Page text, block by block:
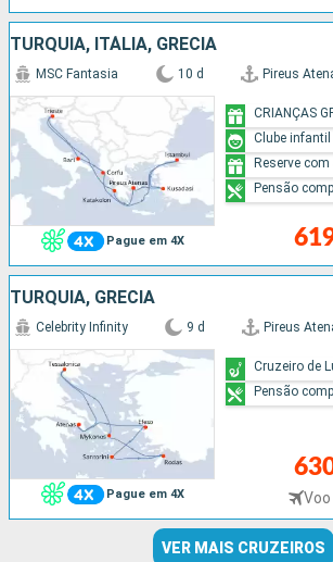
TURQUIA, ITÁLIA, GRÉCIA
Pague em 4X
MSC Fantasia 10 d Pireus
CRIANÇAS
Clube
Reserve
Pensão
TURQUIA, GRÉCIA
Pague em 4X
Celebrity Infinity 9 d Pireus
Voo
Cruzeiro de
Pensão
VER MAIS CRUZEIROS